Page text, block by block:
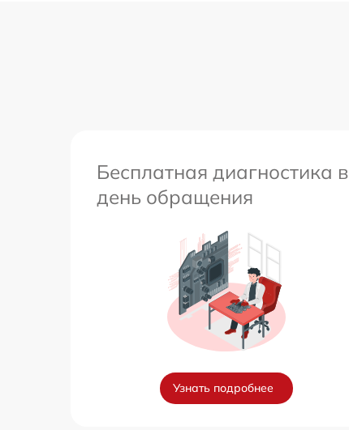
Бесплатная диагностика в
день обращения
Узнать подробнее